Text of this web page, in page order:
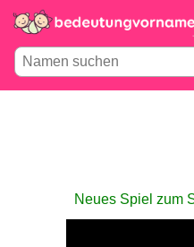
Neues Spiel zum